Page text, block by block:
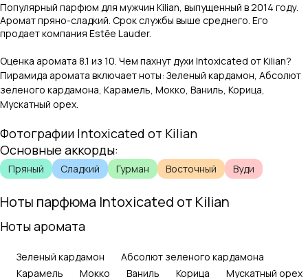
Популярный парфюм для мужчин Kilian, выпущенный в 2014 году.
Аромат пряно-сладкий. Срок службы выше среднего. Его
продает компания Estēe Lauder.
Оценка аромата 8.1 из 10. Чем пахнут духи Intoxicated отKilian?
Пирамида аромата включает ноты: Зеленый кардамон, Абсолют
зеленого кардамона, Карамель, Мокко, Ваниль, Корица,
Мускатный орех.
Фотографии Intoxicated от Kilian
Основные аккорды:
Пряный Сладкий Гурман Восточный Вуди
Ноты парфюма Intoxicated от Kilian
Ноты аромата
Зеленый кардамон
Абсолют зеленого кардамона
Карамель
Мокко Ваниль Корица Мускатный орех